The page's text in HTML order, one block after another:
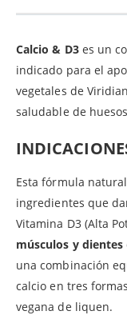
Calcio & D3 es un
indicado para el
vegetales de
saludable de
Esta fórmula
ingredientes que
Vitamina D3 (Alta
músculos y dientes
una combinación
calcio en tres
vegana de liquen.